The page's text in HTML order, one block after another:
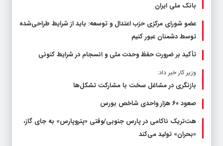
بانک ملی ایران
عضو شورای مرکزی حزب اعتدال و توسعه: باید از شرایط طراحی‌شده
توسط دشمنان عبور کنیم
تأکید بر ضرورت حفظ وحدت ملی و انسجام در شرایط کنونی
وزیر کار خبر داد:
بازنگری در مشاغل سخت با مشارکت تشکل‌ها
صعود ۶۰ هزار واحدی شاخص بورس
هت‌تریک ناکامی در پارس جنوبی/وقتی «پتروپارس» به جای گاز،
«بحران» تولید می‌کند